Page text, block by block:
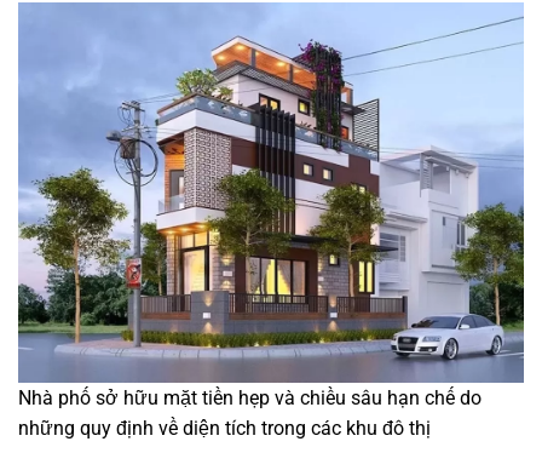
Nhà phố sở hữu mặt tiền hẹp và chiều sâu hạn chế do
những quy định về diện tích trong các khu đô thị